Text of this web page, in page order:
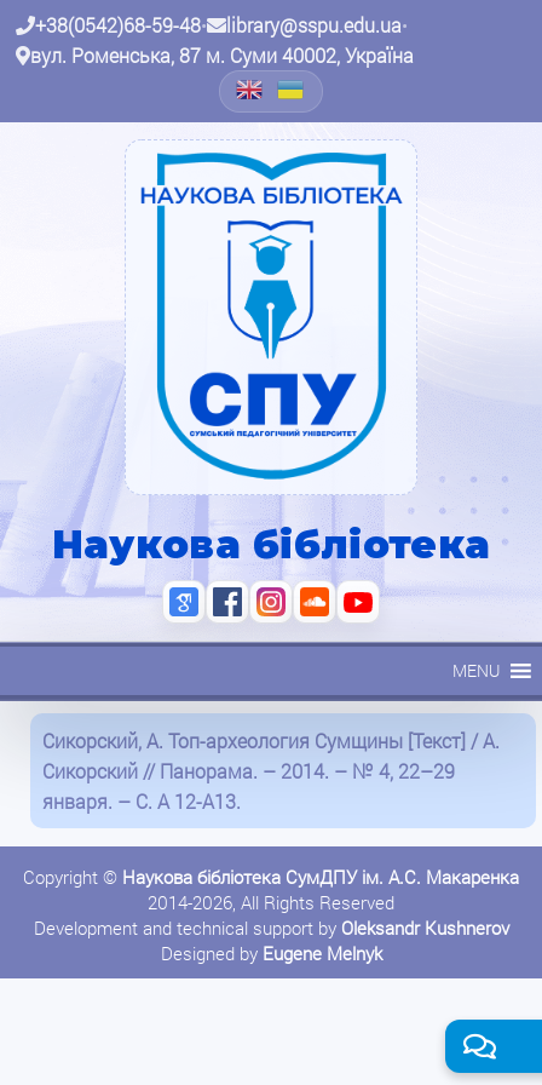
+38(0542)68-59-48• library@sspu.edu.ua•
вул. Роменська, 87 м. Суми 40002, Україна
Наукова бібліотека
MENU
Сикорский, А. Топ-археология Сумщины [Текст] / А.
Сикорский // Панорама. – 2014. – № 4, 22–29
января. – С. А 12-А13.
Copyright © Наукова бібліотека СумДПУ ім. А.С. Макаренка
2014-2026, All Rights Reserved
Development and technical support by Oleksandr Kushnerov
Designed by Eugene Melnyk